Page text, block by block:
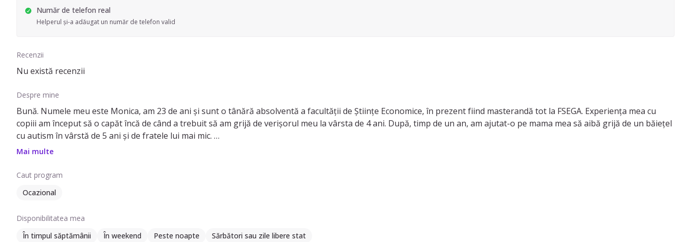
Număr de telefon real
Helperul și-a adăugat un număr de telefon valid
Recenzii
Nu există recenzii
Despre mine
Bună. Numele meu este Monica, am 23 de ani și sunt o tânără absolventă a facultății de Științe Economice, în prezent fiind masterandă tot la FSEGA. Experiența mea cu
copiii am început să o capăt încă de când a trebuit să am grijă de verișorul meu la vârsta de 4 ani. După, timp de un an, am ajutat-o pe mama mea să aibă grijă de un băiețel
cu autism în vârstă de 5 ani și de fratele lui mai mic.
Sunt o fire răbdătoare, responsabilă, de încredere, prietenoasă, comunicativă, deschisă spre lucruri noi, îmi plac copiii și vreau să îi învăț cât mai multe lucruri, fără să
Mai multe
Caut program
Ocazional
Disponibilitatea mea
În timpul săptămânii
În weekend Peste noapte Sărbători sau zile libere stat